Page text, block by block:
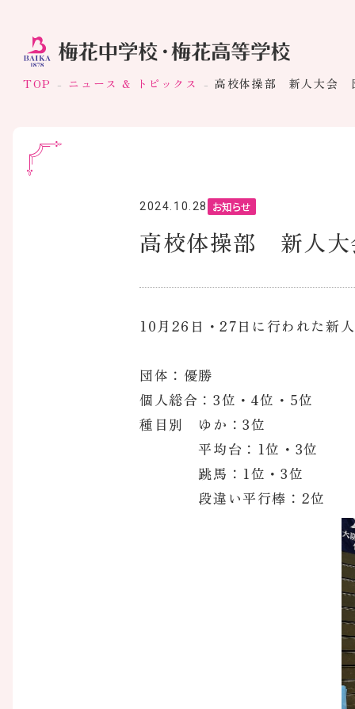
TOP ニュース & トピックス 高校体操部 新人大会
2024.10.28 お知らせ
高校体操部 新人
10月26日・27日に行われた新
団体：優勝
個人総合：3位・4位・5位
種目別 ゆか：3位
平均台：1位・3位
跳馬：1位・3位
段違い平行棒：2位